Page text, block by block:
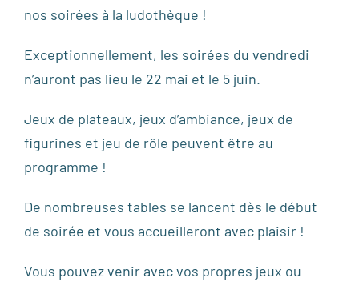
nos soirées à la ludothèque !
Exceptionnellement, les soirées du vendredi
n’auront pas lieu le 22 mai et le 5 juin.
Jeux de plateaux, jeux d’ambiance, jeux de
figurines et jeu de rôle peuvent être au
programme !
De nombreuses tables se lancent dès le début
de soirée et vous accueilleront avec plaisir !
Vous pouvez venir avec vos propres jeux ou